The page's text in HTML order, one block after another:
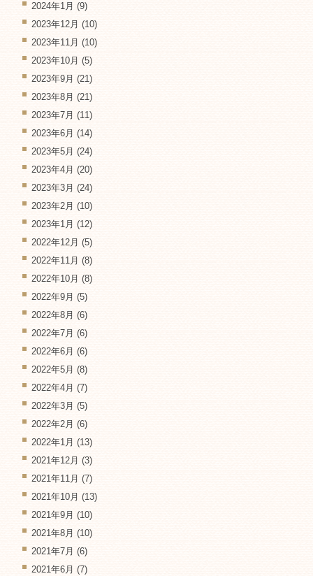
2024年1月 (9)
2023年12月 (10)
2023年11月 (10)
2023年10月 (5)
2023年9月 (21)
2023年8月 (21)
2023年7月 (11)
2023年6月 (14)
2023年5月 (24)
2023年4月 (20)
2023年3月 (24)
2023年2月 (10)
2023年1月 (12)
2022年12月 (5)
2022年11月 (8)
2022年10月 (8)
2022年9月 (5)
2022年8月 (6)
2022年7月 (6)
2022年6月 (6)
2022年5月 (8)
2022年4月 (7)
2022年3月 (5)
2022年2月 (6)
2022年1月 (13)
2021年12月 (3)
2021年11月 (7)
2021年10月 (13)
2021年9月 (10)
2021年8月 (10)
2021年7月 (6)
2021年6月 (7)